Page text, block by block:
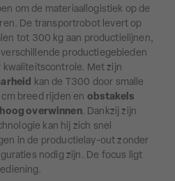
om de materiaallogistiek op de
De transportrobot levert op
tot 300 kg aan productielijnen,
productiegebieden
Met zijn
kan de T300 door smalle
breed rijden en obstakels
overwinnen. Dankzij zijn
kan hij zich snel
in de productielay-out zonder
nodig zijn. De focus ligt